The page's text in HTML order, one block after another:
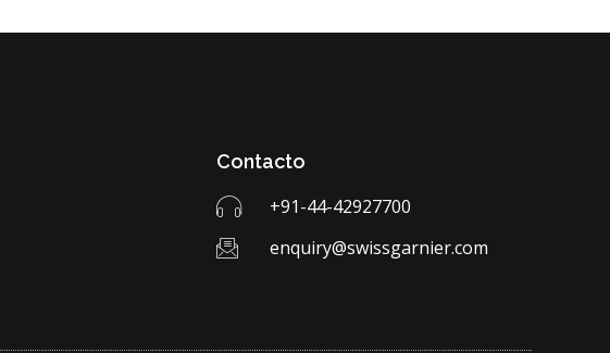
Contacto
+91-44-42927700
enquiry@swissgarnier.com